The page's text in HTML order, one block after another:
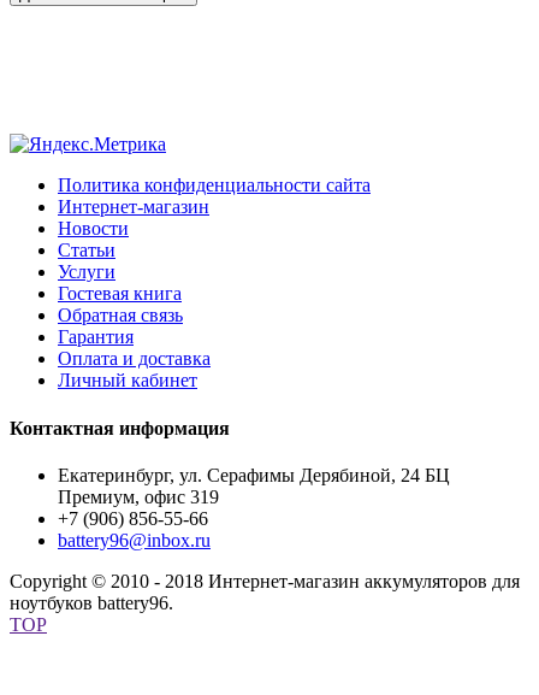
Политика конфиденциальности сайта
Интернет-магазин
Новости
Статьи
Услуги
Гостевая книга
Обратная связь
Гарантия
Оплата и доставка
Личный кабинет
Контактная информация
Екатеринбург, ул. Серафимы Дерябиной, 24 БЦ
Премиум, офис 319
+7 (906) 856-55-66
battery96@inbox.ru
Copyright © 2010 - 2018 Интернет-магазин аккумуляторов для
ноутбуков battery96.
TOP